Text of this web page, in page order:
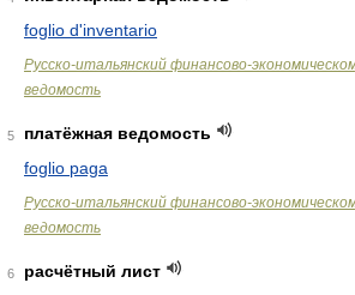
foglio d'inventario
Русско-итальянский финансово-
ведомость
5
платёжная ведомость
foglio paga
Русско-итальянский финансово-
ведомость
6
расчётный лист